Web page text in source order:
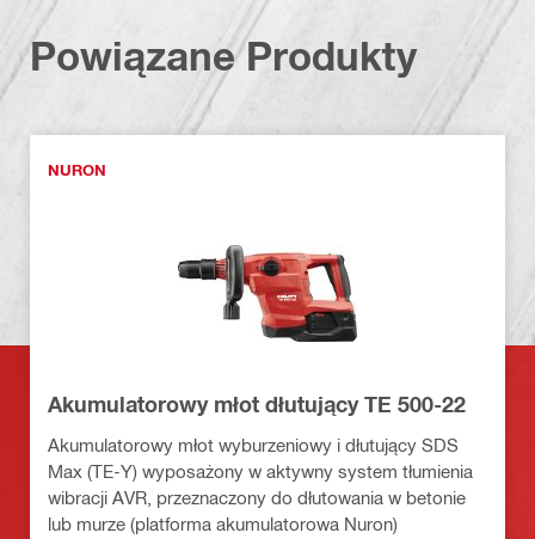
Powiązane Produkty
NURON
Akumulatorowy młot dłutujący TE 500-22
Akumulatorowy młot wyburzeniowy i dłutujący SDS
Max (TE-Y) wyposażony w aktywny system tłumienia
wibracji AVR, przeznaczony do dłutowania w betonie
lub murze (platforma akumulatorowa Nuron)